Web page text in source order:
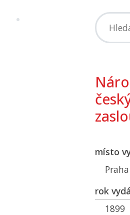
místo
Praha
rok
1899